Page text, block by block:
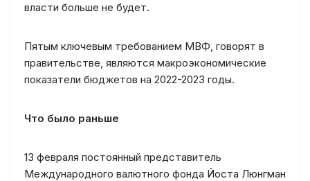
власти больше не будет.
Пятым ключевым требованием МВФ, говорят в
правительстве, являются макроэкономические
показатели бюджетов на 2022-2023 годы.
Что было раньше
13 февраля постоянный представитель
Международного валютного фонда Йоста Люнгман